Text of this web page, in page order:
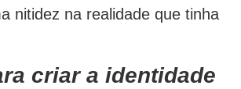
nitidez na realidade que tinha
criar a identidade